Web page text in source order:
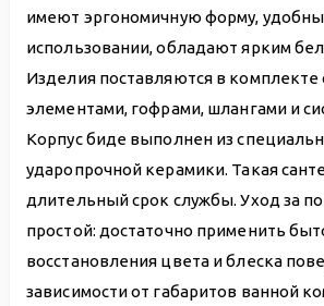
имеют эргономичную форму,
использовании, обладают ярким
Изделия поставляются в
элементами, гофрами, шлангами и
Корпус биде выполнен из
ударопрочной керамики. Такая
длительный срок службы. Уход за
простой: достаточно применить
восстановления цвета и блеска
зависимости от габаритов ванной